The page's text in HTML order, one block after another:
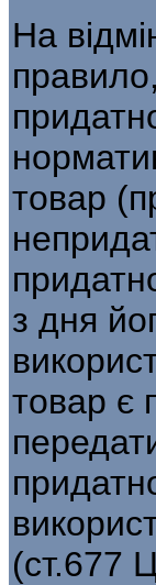
На
товар
з дня
товар є
(ст.677